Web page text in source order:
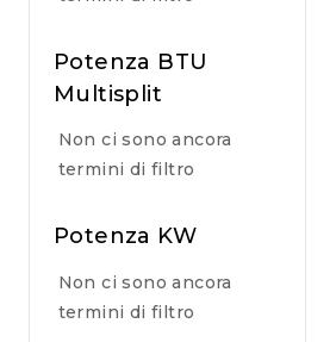
Potenza BTU
Multisplit
Non ci sono ancora
termini di filtro
Potenza KW
Non ci sono ancora
termini di filtro